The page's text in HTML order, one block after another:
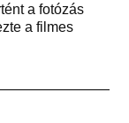
a fotózás
a filmes